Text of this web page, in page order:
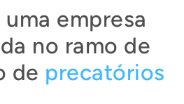
empresa
no ramo de
de precatórios